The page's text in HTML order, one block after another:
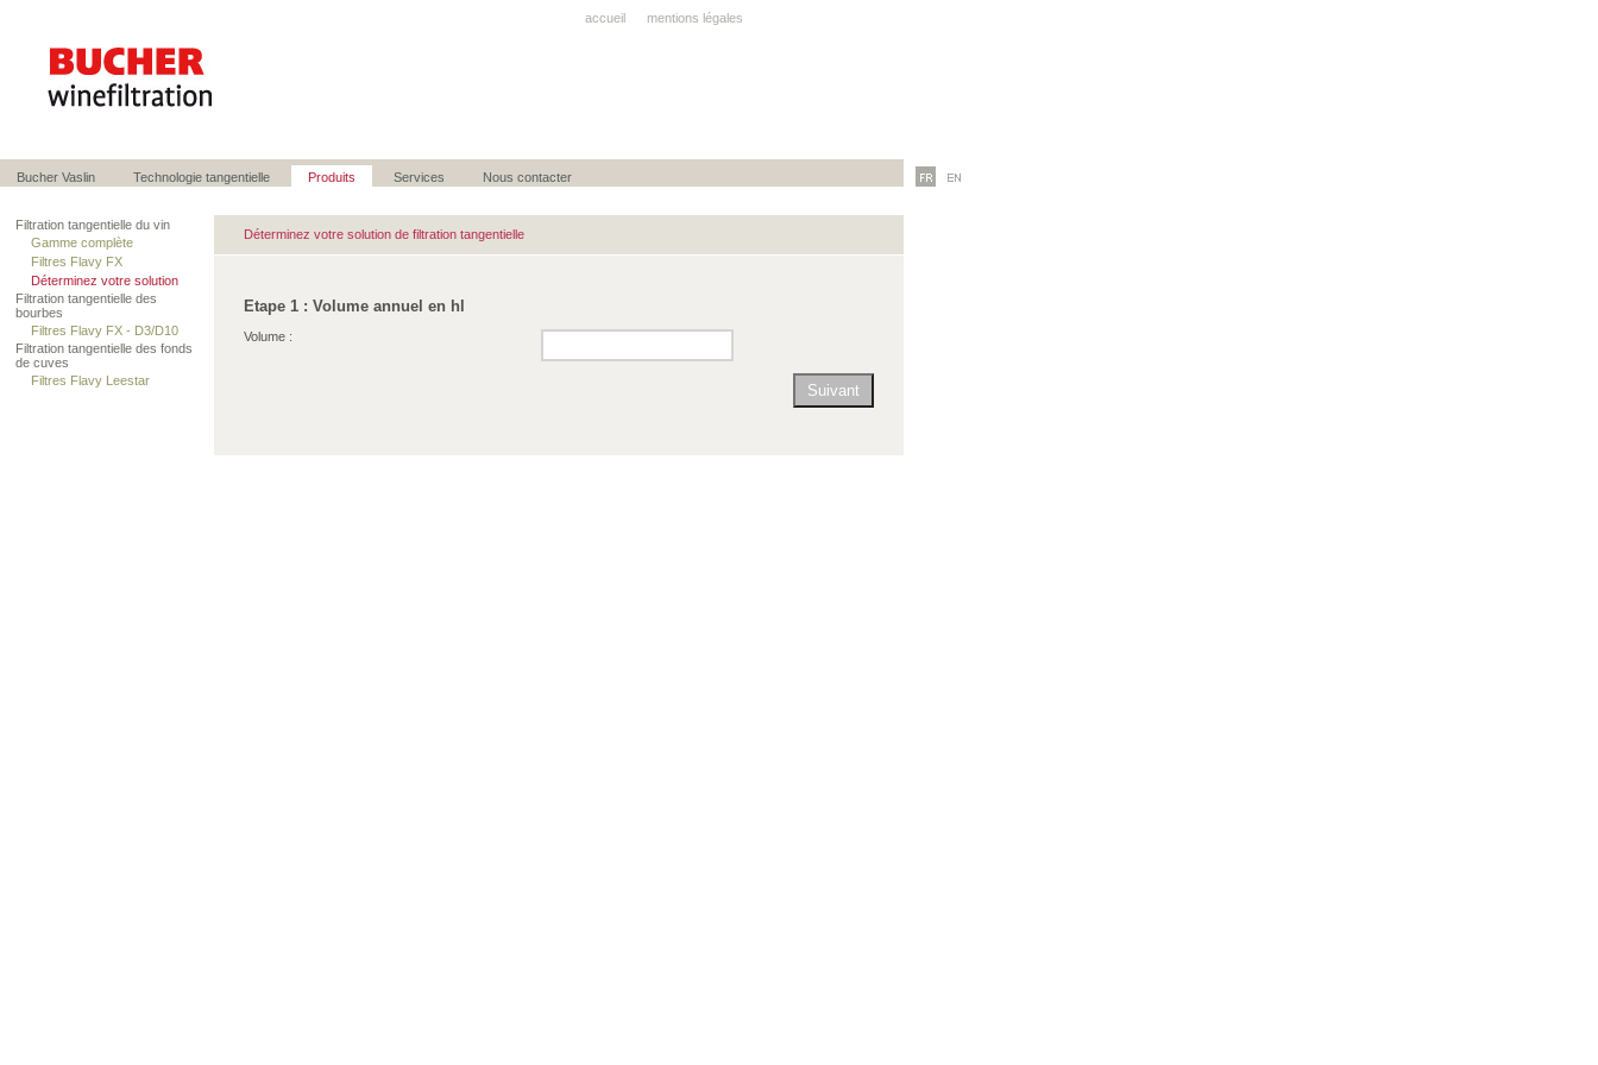
accueil mentions légales
Bucher Vaslin Technologie tangentielle Produits Services Nous contacter
Filtration tangentielle du vin
Gamme complète
Filtres Flavy FX
Déterminez votre solution
Filtration tangentielle des
bourbes
Filtres Flavy FX - D3/D10
Filtration tangentielle des fonds
de cuves
Filtres Flavy Leestar
Déterminez votre solution de filtration tangentielle
Etape 1 : Volume annuel en hl
Volume :